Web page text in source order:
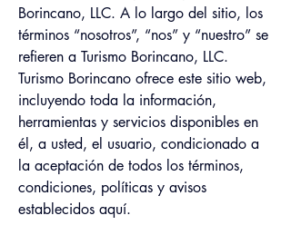
Borincano, LLC. A lo largo del sitio, los
términos “nosotros”, “nos” y “nuestro” se
refieren a Turismo Borincano, LLC.
Turismo Borincano ofrece este sitio web,
incluyendo toda la información,
herramientas y servicios disponibles en
él, a usted, el usuario, condicionado a
la aceptación de todos los términos,
condiciones, políticas y avisos
establecidos aquí.